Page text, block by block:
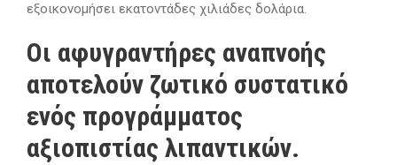
εξοικονομήσει εκατοντάδες χιλιάδες δολάρια.
Οι αφυγραντήρες αναπνοής
αποτελούν ζωτικό συστατικό
ενός προγράμματος
αξιοπιστίας λιπαντικών.